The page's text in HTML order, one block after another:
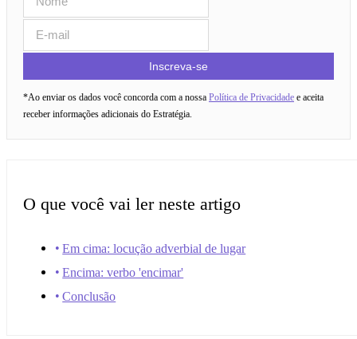
Inscreva-se
*Ao enviar os dados você concorda com a nossa Política de Privacidade e aceita
receber informações adicionais do Estratégia.
O que você vai ler neste artigo
Em cima: locução adverbial de lugar
Encima: verbo 'encimar'
Conclusão